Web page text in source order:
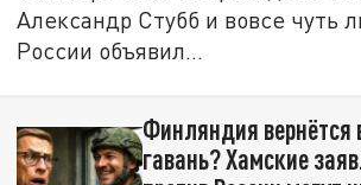
Александр Стубб и вовсе чуть
России объявил…
Финляндия вернётся
гавань? Хамские